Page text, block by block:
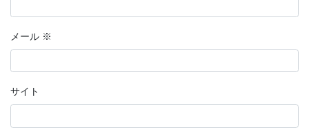
メール ※
サイト